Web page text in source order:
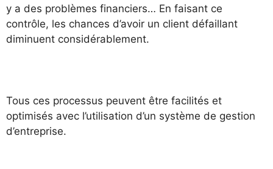
y a des problèmes financiers… En faisant ce
contrôle, les chances d’avoir un client défaillant
diminuent considérablement.
Tous ces processus peuvent être facilités et
optimisés avec l’utilisation d’un système de gestion
d’entreprise.